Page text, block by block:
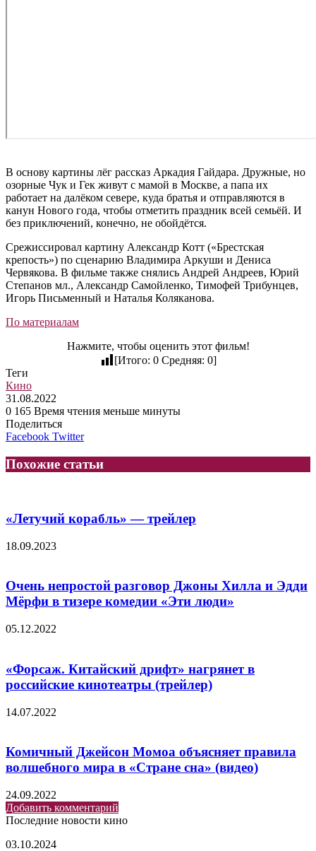
В основу картины лёг рассказ Аркадия Гайдара. Дружные, но
озорные Чук и Гек живут с мамой в Москве, а папа их
работает на далёком севере, куда братья и отправляются в
канун Нового года, чтобы отметить праздник всей семьёй. И
без приключений, конечно, не обойдётся.
Срежиссировал картину Александр Котт («Брестская
крепость») по сценарию Владимира Аркуши и Дениса
Червякова. В фильме также снялись Андрей Андреев, Юрий
Степанов мл., Александр Самойленко, Тимофей Трибунцев,
Игорь Письменный и Наталья Коляканова.
По материалам
Нажмите, чтобы оценить этот фильм!
[Итого: 0Средняя: 0]
Теги
Кино
31.08.2022
0 165 Время чтения меньше минуты
Поделиться
Facebook TwitterLinkedIn
Tumblr
Reddit
Вконтакте
Одноклассники
Skype
Messenger
Messenger
WhatsApp
Telegram
Viber
Line
Похожие статьи
«Летучий корабль» — трейлер
18.09.2023
Очень непростой разговор Джоны Хилла и Эдди
Мёрфи в тизере комедии «Эти люди»
05.12.2022
«Форсаж. Китайский дрифт» нагрянет в
российские кинотеатры (трейлер)
14.07.2022
Комичный Джейсон Момоа объясняет правила
волшебного мира в «Стране сна» (видео)
24.09.2022
Добавить комментарий
Последние новости кино
«Слово
03.10.2024